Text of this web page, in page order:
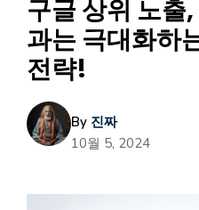
구글 상위 노출
과는 극대화하
전략!
By 진짜
10월 5, 2024